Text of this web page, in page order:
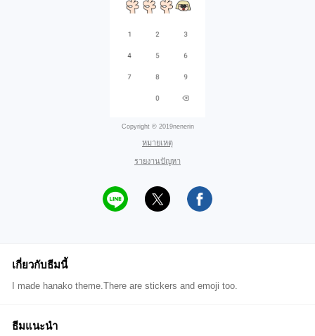
Copyright © 2019nenerin
หมายเหตุ
รายงานปัญหา
เกี่ยวกับธีมนี้
I made hanako theme.There are stickers and emoji too.
ธีมแนะนำ